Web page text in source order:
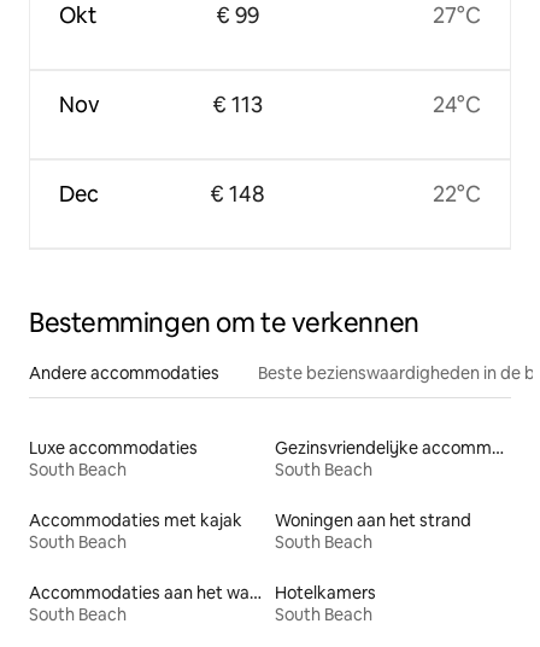
Okt
Nov
Dec
€ 99
€ 113
€ 148
27°C
24°C
22°C
Bestemmingen om te verkennen
Andere accommodaties Beste bezienswaardigheden in de
Luxe accommodaties
South Beach
Gezinsvriendelijke accommodaties
South Beach
Accommodaties met kajak
South Beach
Woningen aan het strand
South Beach
Accommodaties aan het water
South Beach
Hotelkamers
South Beach